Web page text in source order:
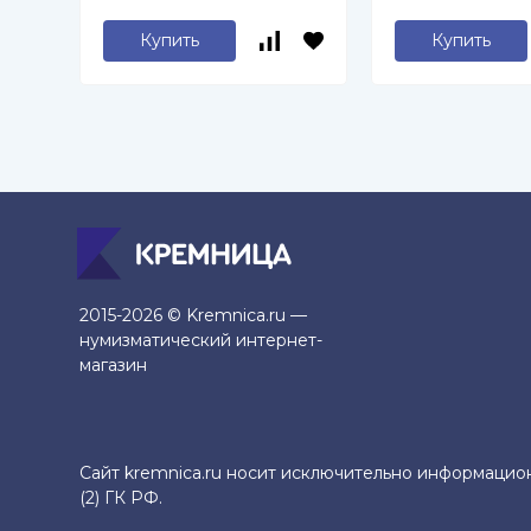
Купить Купить
2015-2026 © Kremnica.ru —
нумизматический интернет-
магазин
Сайт kremnica.ru носит исключительно
(2) ГК РФ.